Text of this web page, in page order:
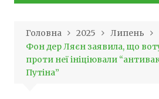
Головна 2025 Липень
Фон дер Ляєн заявила, що
проти неї ініціювали
Путіна”